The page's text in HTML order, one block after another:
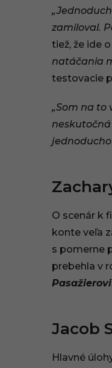
zamiloval.
tiež, že ide
natáčania
testovacie
„Som na to
jednoducho
O scenár k
konte veľa
s pomerne
prebehla v
Pasažierovi
Jacob
Hlavné